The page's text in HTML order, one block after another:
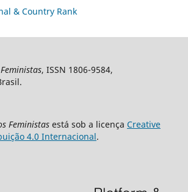
, ISSN 1806-9584,
Feministasestá sob a licença Creative
4.0 Internacional.